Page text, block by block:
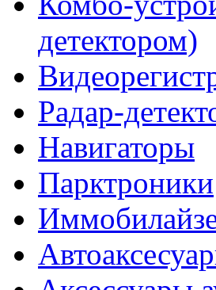
детектором)
Радар-
Навигаторы
Парктроники